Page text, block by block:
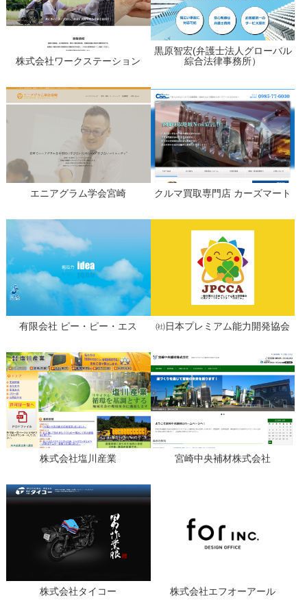
株式会社ワークステーション
黒原智宏(弁護士法人グローバル
綜合法律事務所）
エニアグラム学会宮崎 クルマ買取専門店 カーズマート
有限会社 ピー・ピー・エス ㈳日本プレミアム能力開発協会
株式会社塩川産業 宮崎中央補材株式会社
株式会社タイコー 株式会社エフオーアール